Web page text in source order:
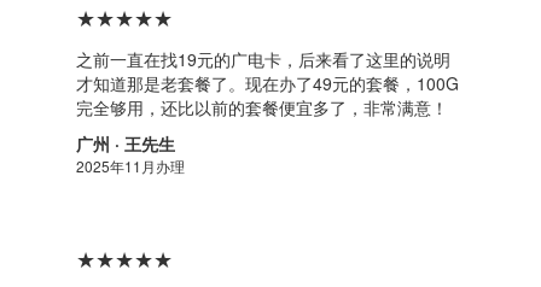
★★★★★
之前一直在找19元的广电卡，后来看了这里的说明
才知道那是老套餐了。现在办了49元的套餐，100G
完全够用，还比以前的套餐便宜多了，非常满意！
广州 · 王先生
2025年11月办理
★★★★★